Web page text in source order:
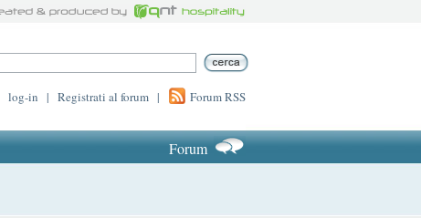
log-in | Registrati al forum | Forum RSS
Forum